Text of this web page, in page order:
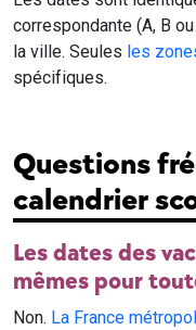
correspondante (A, B
la ville. Seules les
spécifiques.
Questions
calendrier
Les dates des
mêmes pour
Non. La France